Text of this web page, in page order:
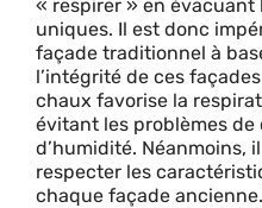
« respirer » en évacuant
uniques. Il est donc
façade traditionnel à
l’intégrité de ces
chaux favorise la
évitant les problèmes
d’humidité. Néanmoins,
respecter les
chaque façade ancienne.